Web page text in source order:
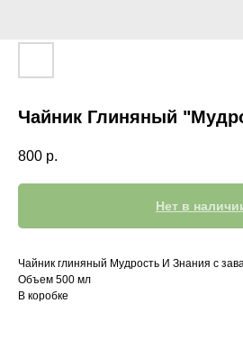
Чайник Глиняный
800 р.
Нет в
Чайник глиняный Мудрость И Знания с
Объем 500 мл
В коробке